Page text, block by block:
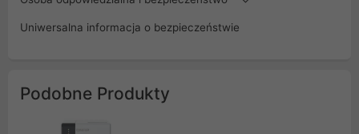
Uniwersalna informacja o bezpieczeństwie
Podobne Produkty